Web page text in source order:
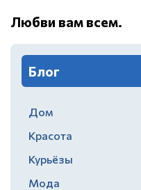
Любви вам всем.
Блог
Дом
Красота
Курьёзы
Мода